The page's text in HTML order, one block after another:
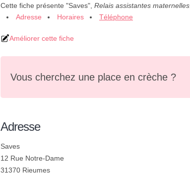
Cette fiche présente "Saves", Relais assistantes maternelles
Adresse
Horaires Téléphone
Améliorer cette fiche
Vous cherchez une place en crèche ?
Adresse
Saves
12 Rue Notre-Dame
31370 Rieumes